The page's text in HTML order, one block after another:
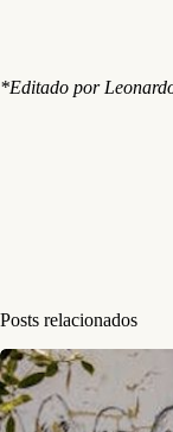
*Editado por
Posts relacionados